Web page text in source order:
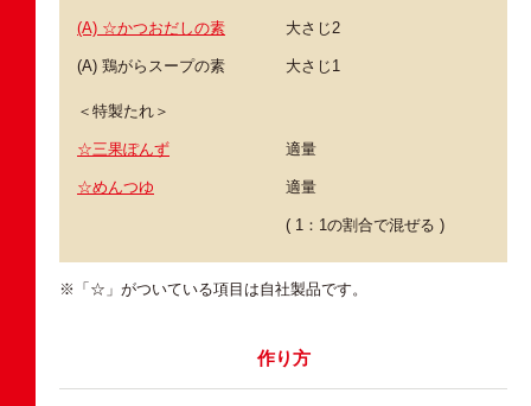
作り方
(A) ☆かつおだしの素 大さじ2
(A) 鶏がらスープの素 大さじ1
＜特製たれ＞
☆三果ぽんず 適量
☆めんつゆ 適量
( 1：1の割合で混ぜる )
※「☆」がついている項目は自社製品です。